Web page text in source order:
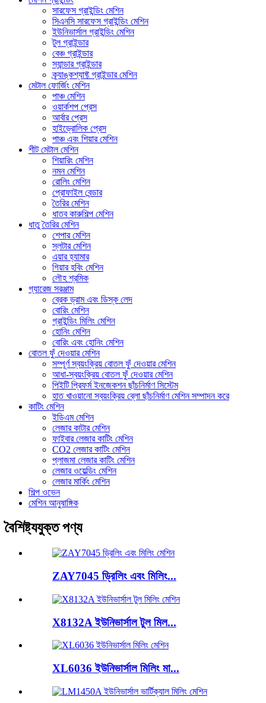
সারফেস গ্রাইন্ডিং মেশিন
সিএনসি সারফেস গ্রাইন্ডিং মেশিন
ইউনিভার্সাল গ্রাইন্ডিং মেশিন
টুল গ্রাইন্ডার
বেঞ্চ গ্রাইন্ডার
স্যান্ডার গ্রাইন্ডার
ক্র্যাঙ্কশ্যাফ্ট গ্রাইন্ডার মেশিন
মেটাল ফোর্জিং মেশিন
পাঞ্চ মেশিন
ওয়ার্কশপ প্রেস
আর্বার প্রেস
হাইড্রোলিক প্রেস
পাঞ্চ এবং শিয়ার মেশিন
শীট মেটাল মেশিন
শিয়ারিং মেশিন
নমন মেশিন
রোলিং মেশিন
প্রোফাইল বেন্ডার
তৈরির মেশিন
ধাতব কারুশিল্প মেশিন
ধাতু তৈরির মেশিন
শেপার মেশিন
স্লটার মেশিন
এয়ার হ্যামার
গিয়ার হবিং মেশিন
লৌহ শ্রমিক
গ্যারেজ সরঞ্জাম
ব্রেক ড্রাম এবং ডিস্ক লেদ
বোরিং মেশিন
গ্রাইন্ডিং মিলিং মেশিন
হোনিং মেশিন
বোরিং এবং হোনিং মেশিন
বোতল ফুঁ দেওয়ার মেশিন
সম্পূর্ণ স্বয়ংক্রিয় বোতল ফুঁ দেওয়ার মেশিন
আধা-স্বয়ংক্রিয় বোতল ফুঁ দেওয়ার মেশিন
পিইটি প্রিফর্ম ইনজেকশন ছাঁচনির্মাণ সিস্টেম
হাত খাওয়ানো স্বয়ংক্রিয় ব্লো ছাঁচনির্মাণ মেশিন সম্পাদন করে
কাটিং মেশিন
ইডিএম মেশিন
লেজার কাটার মেশিন
ফাইবার লেজার কাটিং মেশিন
CO2 লেজার কাটিং মেশিন
প্লাজমা লেজার কাটিং মেশিন
লেজার ওয়েল্ডিং মেশিন
লেজার মার্কিং মেশিন
শিল্প ওভেন
মেশিন আনুষাঙ্গিক
বৈশিষ্ট্যযুক্ত পণ্য
ZAY7045 ড্রিলিং এবং মিলিং...
X8132A ইউনিভার্সাল টুল মিল...
XL6036 ইউনিভার্সাল মিলিং মা...